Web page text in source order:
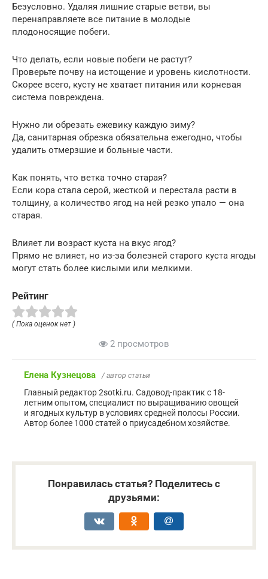
Безусловно. Удаляя лишние старые ветви, вы
перенаправляете все питание в молодые
плодоносящие побеги.
Что делать, если новые побеги не растут?
Проверьте почву на истощение и уровень кислотности.
Скорее всего, кусту не хватает питания или корневая
система повреждена.
Нужно ли обрезать ежевику каждую зиму?
Да, санитарная обрезка обязательна ежегодно, чтобы
удалить отмерзшие и больные части.
Как понять, что ветка точно старая?
Если кора стала серой, жесткой и перестала расти в
толщину, а количество ягод на ней резко упало — она
старая.
Влияет ли возраст куста на вкус ягод?
Прямо не влияет, но из-за болезней старого куста ягоды
могут стать более кислыми или мелкими.
Рейтинг
( Пока оценок нет )
2 просмотров
Елена Кузнецова / автор статьи
Главный редактор 2sotki.ru. Садовод-практик с 18-
летним опытом, специалист по выращиванию овощей
и ягодных культур в условиях средней полосы России.
Автор более 1000 статей о приусадебном хозяйстве.
Понравилась статья? Поделитесь с
друзьями: